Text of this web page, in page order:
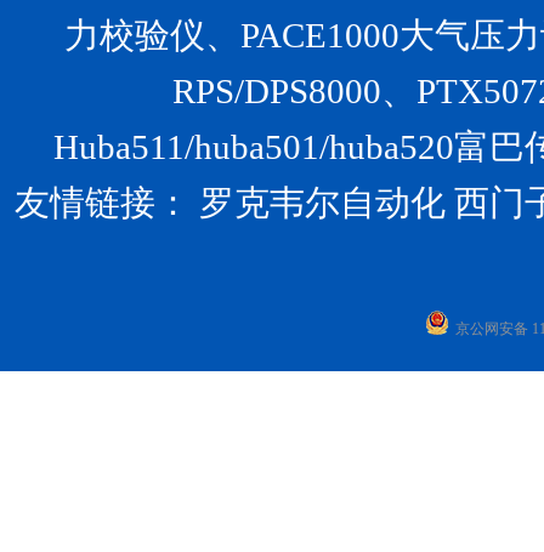
力校验仪、PACE1000大气压
RPS/DPS8000、
Huba511/huba501/huba520富
友情链接： 罗克韦尔自动化 西门
京公网安备